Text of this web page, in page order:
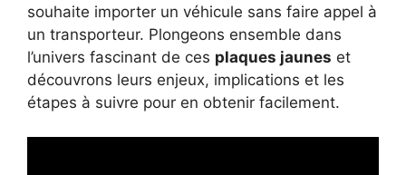
souhaite importer un véhicule sans faire appel à
un transporteur. Plongeons ensemble dans
l’univers fascinant de ces plaques jaunes et
découvrons leurs enjeux, implications et les
étapes à suivre pour en obtenir facilement.